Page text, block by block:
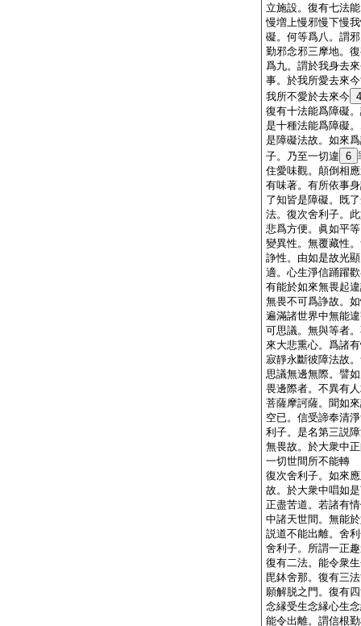
立施設。復有七法
慢増上慢邪慢下慢
礙。何等爲八。謂
勤邪念邪三摩地。
爲九。謂於我身去
事。於我所愛去來
我所不愛於去來今 4
復有十法能爲障礙
是十種法能爲障礙
是障礙法故。如來
子。乃至一切違 6
住愛味觀。顛倒相
有味著。有所依事
了知皆是障礙。既
法。復次舍利子。
悲爲方便。眞如平
變異性。無覆藏性
諍性。由如是故光
適。心生淨信踊躍
有能於如來無畏起
無畏不可爲諍故。
遍滿諸世界中無能
可思議。無與等者
來大悲熏心。爲諸
寂靜永斷彼障法故
思議無邊無際。譬
畏邊際者。不異有
菩薩摩訶薩。聞如
空已。信受諦奉清
利子。是名第三説
無畏故。於大衆中
一切世間所不能轉
復次舍利子。如來
故。於大衆中唱如
正盡苦道。若諸有
中諸天世間。無能
説道不能出離。舍
舍利子。所謂一正
復有二法。能令衆
毘鉢舍那。復有三
願解脱之門。復有
念縁受生念縁心生
能令出離。謂信根